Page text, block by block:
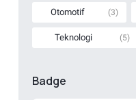
Otomotif (3)
Teknologi (5)
Badge